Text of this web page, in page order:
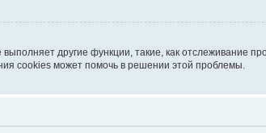
другие функции, такие, как отслеживание
cookies может помочь в решении этой проблемы.